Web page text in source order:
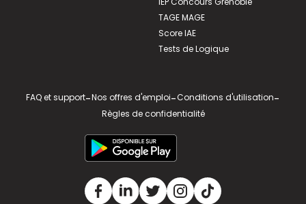
TAGE MAGE
Score IAE
Tests de Logique
FAQ et support-Nos offres d'emploi-Conditions d'utilisation-
Règles de confidentialité